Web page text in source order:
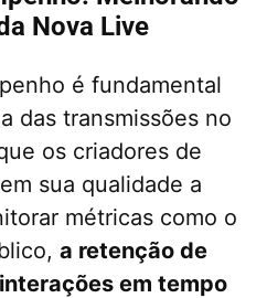
Nova Live
é fundamental
das transmissões no
os criadores de
sua qualidade a
métricas como o
a retenção de
em tempo